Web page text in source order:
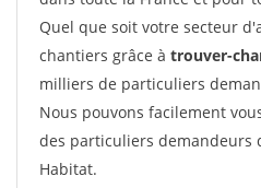
Quel que soit votre secteur
chantiers grâce à trouver-
milliers de particuliers
Nous pouvons facilement
des particuliers demandeurs
Habitat.